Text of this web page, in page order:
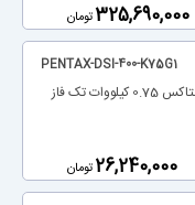
‎325,690,000 تومان
PENTAX-DSI-400-K75G1
‎26,240,000 تومان